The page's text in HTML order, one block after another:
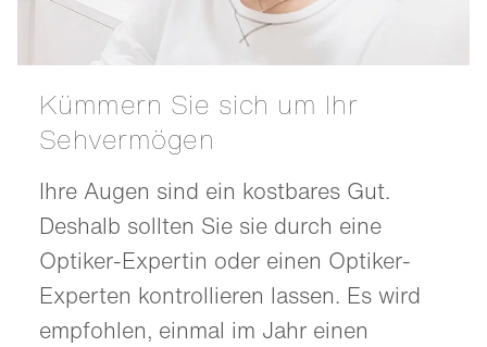
Kümmern Sie sich um Ihr
Sehvermögen
Ihre Augen sind ein kostbares Gut.
Deshalb sollten Sie sie durch eine
Optiker-Expertin oder einen Optiker-
Experten kontrollieren lassen. Es wird
empfohlen, einmal im Jahr einen